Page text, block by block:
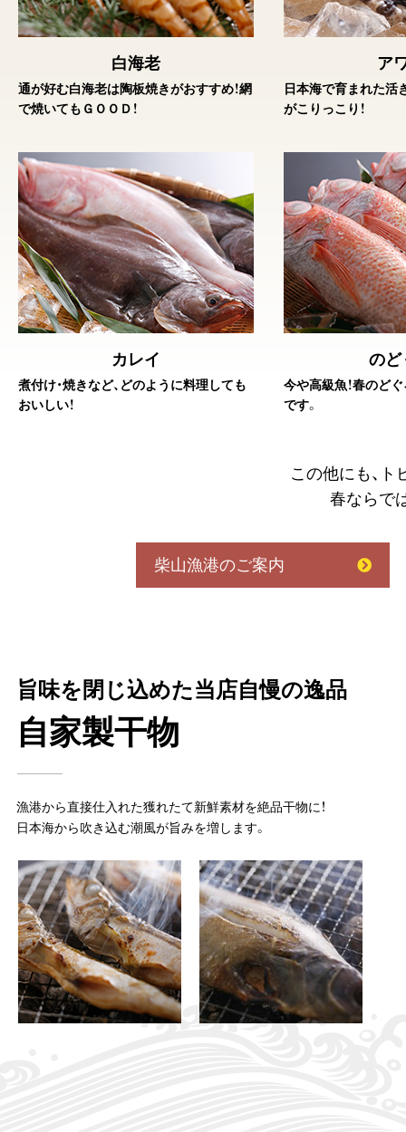
白海老
通が好む白海老は陶板焼きがおすすめ！網
で焼いてもＧＯＯＤ！
ア
日本海で育まれた活
がこりっこり！
カレイ
煮付け・焼きなど、どのように料理しても
おいしい！
の
今や高級魚！春のど
です。
この他にも、ト
春ならで
柴山漁港のご案内
旨味を閉じ込めた当店自慢の逸品
自家製干物
漁港から直接仕入れた獲れたて新鮮素材を絶品干物に！
日本海から吹き込む潮風が旨みを増します。